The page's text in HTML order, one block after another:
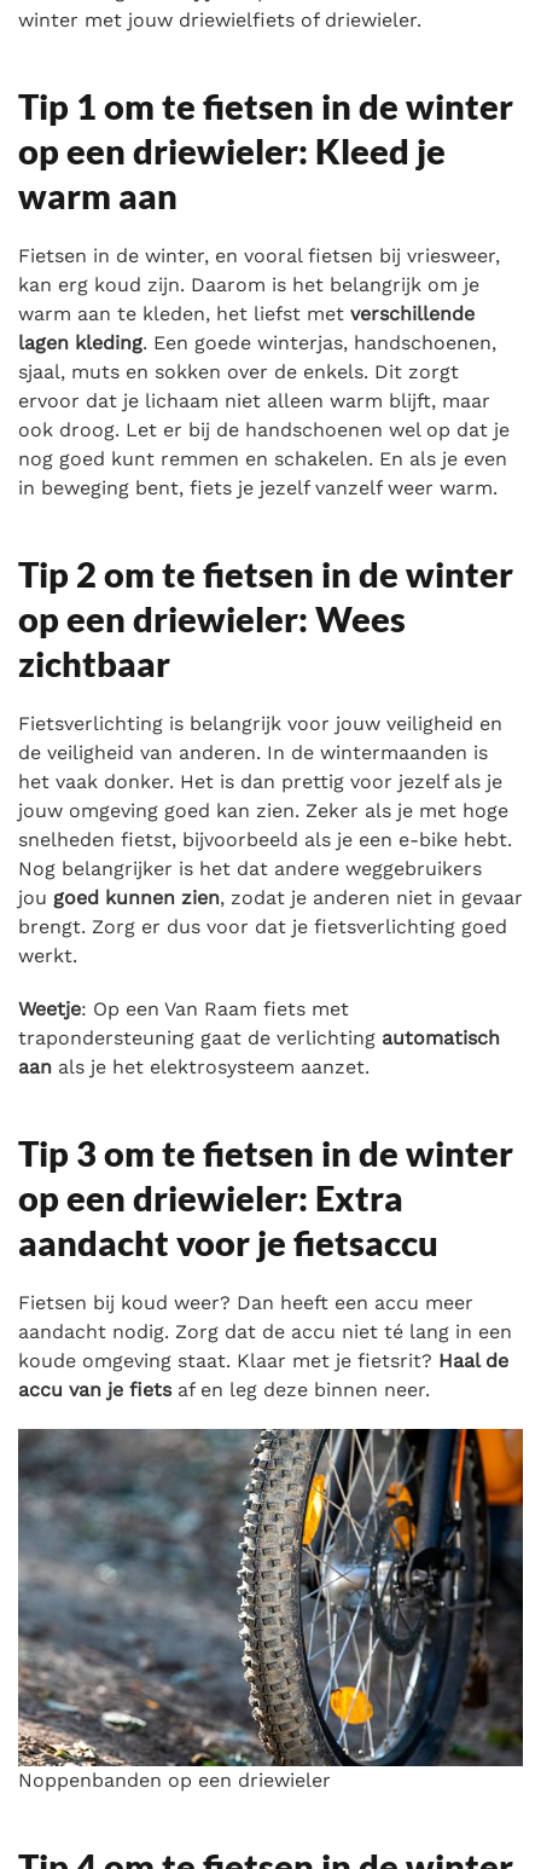
winter met jouw driewielfiets of driewieler.
Tip 1 om te fietsen in de winter
op een driewieler: Kleed je
warm aan
Fietsen in de winter, en vooral fietsen bij vriesweer,
kan erg koud zijn. Daarom is het belangrijk om je
warm aan te kleden, het liefst met verschillende
lagen kleding. Een goede winterjas, handschoenen,
sjaal, muts en sokken over de enkels. Dit zorgt
ervoor dat je lichaam niet alleen warm blijft, maar
ook droog. Let er bij de handschoenen wel op dat je
nog goed kunt remmen en schakelen. En als je even
in beweging bent, fiets je jezelf vanzelf weer warm.
Tip 2 om te fietsen in de winter
op een driewieler: Wees
zichtbaar
Fietsverlichting is belangrijk voor jouw veiligheid en
de veiligheid van anderen. In de wintermaanden is
het vaak donker. Het is dan prettig voor jezelf als je
jouw omgeving goed kan zien. Zeker als je met hoge
snelheden fietst, bijvoorbeeld als je een e-bike hebt.
Nog belangrijker is het dat andere weggebruikers
jou goed kunnen zien, zodat je anderen niet in gevaar
brengt. Zorg er dus voor dat je fietsverlichting goed
werkt.
Weetje: Op een Van Raam fiets met
trapondersteuning gaat de verlichting automatisch
aan als je het elektrosysteem aanzet.
Tip 3 om te fietsen in de winter
op een driewieler: Extra
aandacht voor je fietsaccu
Fietsen bij koud weer? Dan heeft een accu meer
aandacht nodig. Zorg dat de accu niet té lang in een
koude omgeving staat. Klaar met je fietsrit? Haal de
accu van je fietsaf en leg deze binnen neer.
Noppenbanden op een driewieler